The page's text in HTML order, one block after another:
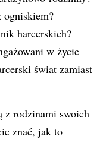
ogniskiem?
harcerskich?
w życie
świat zamiast
z rodzinami swoich
znać, jak to